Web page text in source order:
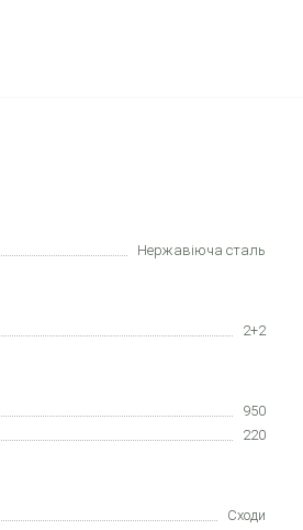
Нержавіюча сталь
2+2
950
220
Сxоди